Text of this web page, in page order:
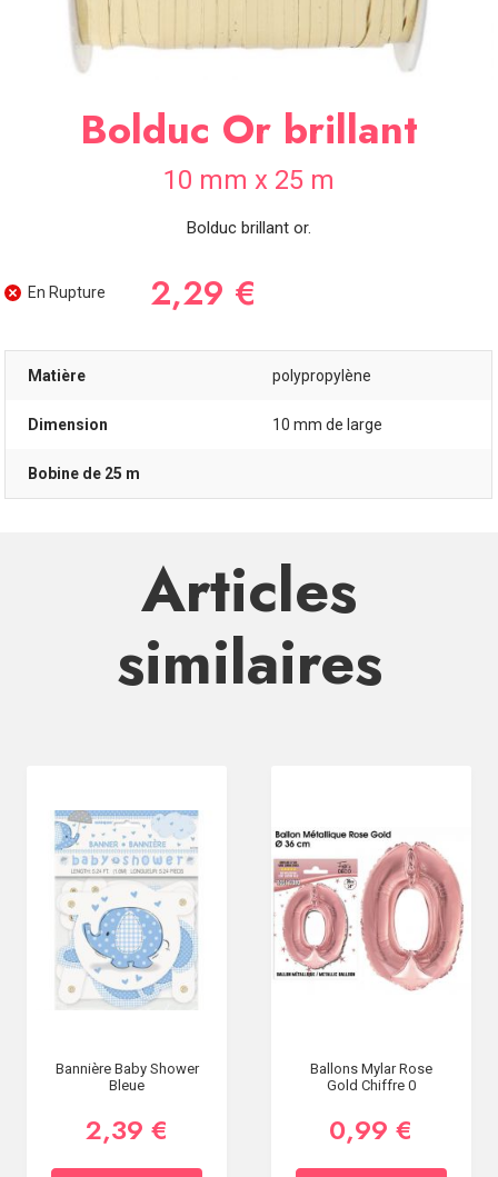
OCCASIONS
SPÉCIALES
Bolduc Or brillant
10 mm x 25 m
Bolduc brillant or.
En Rupture 2,29 €
Matière polypropylène
Dimension 10 mm de large
Bobine de 25 m
Articles
similaires
Bannière Baby Shower
Bleue
2,39 €
Ballons Mylar Rose
Gold Chiffre 0
0,99 €